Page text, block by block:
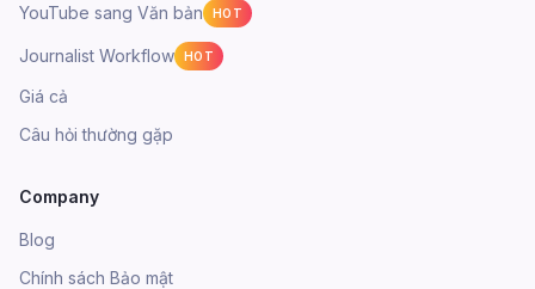
YouTube sang Văn bản
HOT
Journalist Workflow HOT
Giá cả
Câu hỏi thường gặp
Company
Blog
Chính sách Bảo mật